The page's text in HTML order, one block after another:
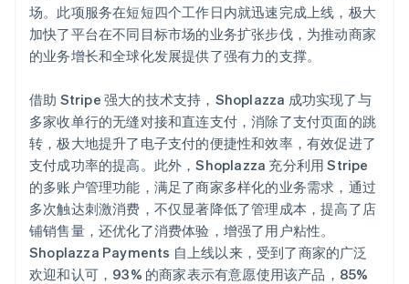
场。此项服务在短短四个工作日内就迅速完成上线，极大
加快了平台在不同目标市场的业务扩张步伐，为推动商家
的业务增长和全球化发展提供了强有力的支撑。
借助 Stripe 强大的技术支持，Shoplazza 成功实现了与
多家收单行的无缝对接和直连支付，消除了支付页面的跳
转，极大地提升了电子支付的便捷性和效率，有效促进了
支付成功率的提高。此外，Shoplazza 充分利用 Stripe
的多账户管理功能，满足了商家多样化的业务需求，通过
多次触达刺激消费，不仅显著降低了管理成本，提高了店
铺销售量，还优化了消费体验，增强了用户粘性。
Shoplazza Payments 自上线以来，受到了商家的广泛
欢迎和认可，93% 的商家表示有意愿使用该产品，85%